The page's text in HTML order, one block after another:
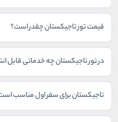
قیمت تور تاجیکستان چقدر است؟
در تور تاجیکستان چه خدماتی قابل
تاجیکستان برای سفر اول مناسب